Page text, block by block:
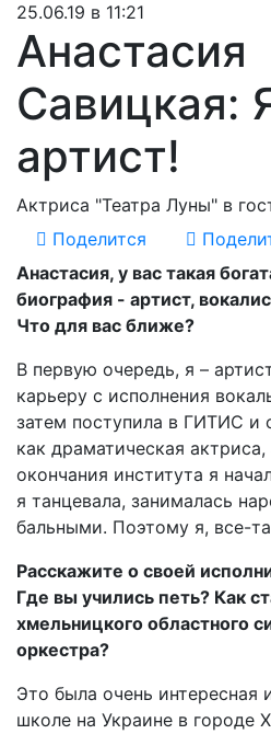
25.06.19 в 11:21
Анастасия
Савицкая:
артист!
Актриса "Театра Луны" в
Поделится
Анастасия, у вас такая
биография - артист,
Что для вас ближе?
В первую очередь, я –
карьеру с исполнения
затем поступила в ГИТИС и
как драматическая
окончания института я
я танцевала, занималась
бальными. Поэтому я, все-
Расскажите о своей
Где вы учились петь? Как
хмельницкого областного
оркестра?
Это была очень интересная
школе на Украине в городе